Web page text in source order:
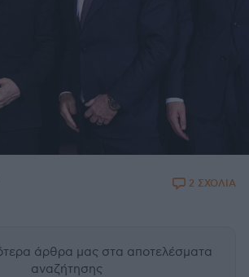
2 ΣΧΟΛΙΑ
άρθρα μας στα αποτελέσματα
αναζήτησης